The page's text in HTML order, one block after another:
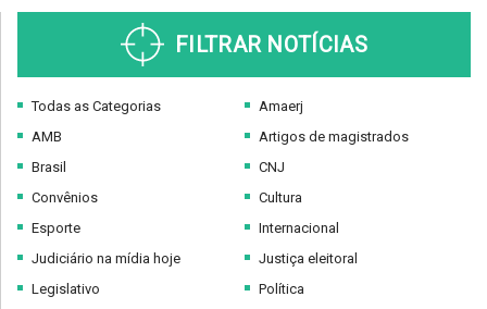
FILTRAR NOTÍCIAS
Todas as Categorias
AMB
Brasil
Convênios
Esporte
Judiciário na mídia hoje
Legislativo
Amaerj
Artigos de magistrados
CNJ
Cultura
Internacional
Justiça eleitoral
Política